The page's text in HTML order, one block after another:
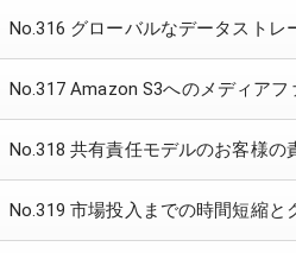
No.316 グローバルなデータストレ
No.317 Amazon S3へのメディア
No.318 共有責任モデルのお客様の
No.319 市場投入までの時間短縮と